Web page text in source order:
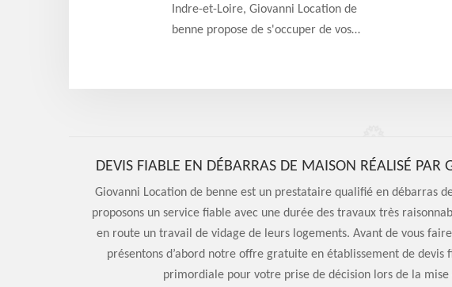
Indre-et-Loire, Giovanni Location de
benne propose de s'occuper de vos
qualité en toute circonstance
DEVIS FIABLE EN DÉBARRAS DE MAISON RÉALISÉ PAR
Giovanni Location de benne est un prestataire qualifié en débarras
proposons un service fiable avec une durée des travaux très
en route un travail de vidage de leurs logements. Avant de vous
présentons d’abord notre offre gratuite en établissement de
primordiale pour votre prise de décision lors de la